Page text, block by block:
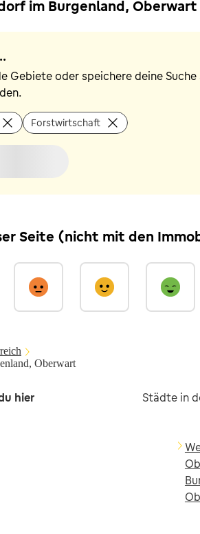
im Burgenland, Oberwart
Gebiete oder speichere deine
Forstwirtschaft
Seite (nicht mit den
Oberwart
hier Städte in